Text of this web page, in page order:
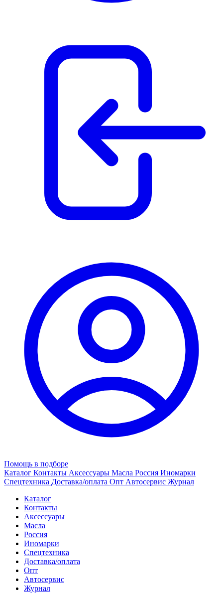
Помощь в подборе
Каталог Контакты Аксессуары Масла Россия Иномарки
Спецтехника Доставка/оплата Опт Автосервис Журнал
Каталог
Контакты
Аксессуары
Масла
Россия
Иномарки
Спецтехника
Доставка/оплата
Опт
Автосервис
Журнал